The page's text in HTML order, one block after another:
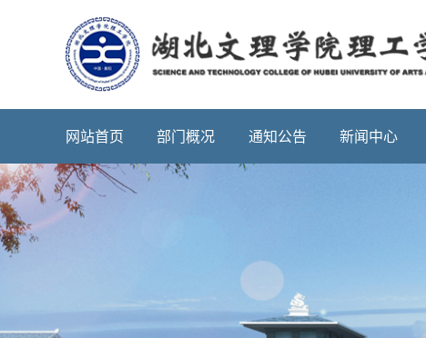
网站首页 部门概况 通知公告 新闻中心